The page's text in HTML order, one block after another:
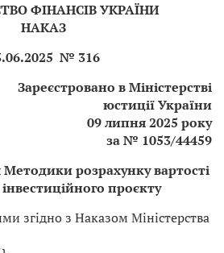
ФІНАНСІВ УКРАЇНИ
НАКАЗ
№ 316
Зареєстровано в Міністерстві
юстиції України
09 липня 2025 року
за № 1053/44459
розрахунку вартості
проєкту
згідно з Наказом Міністерства